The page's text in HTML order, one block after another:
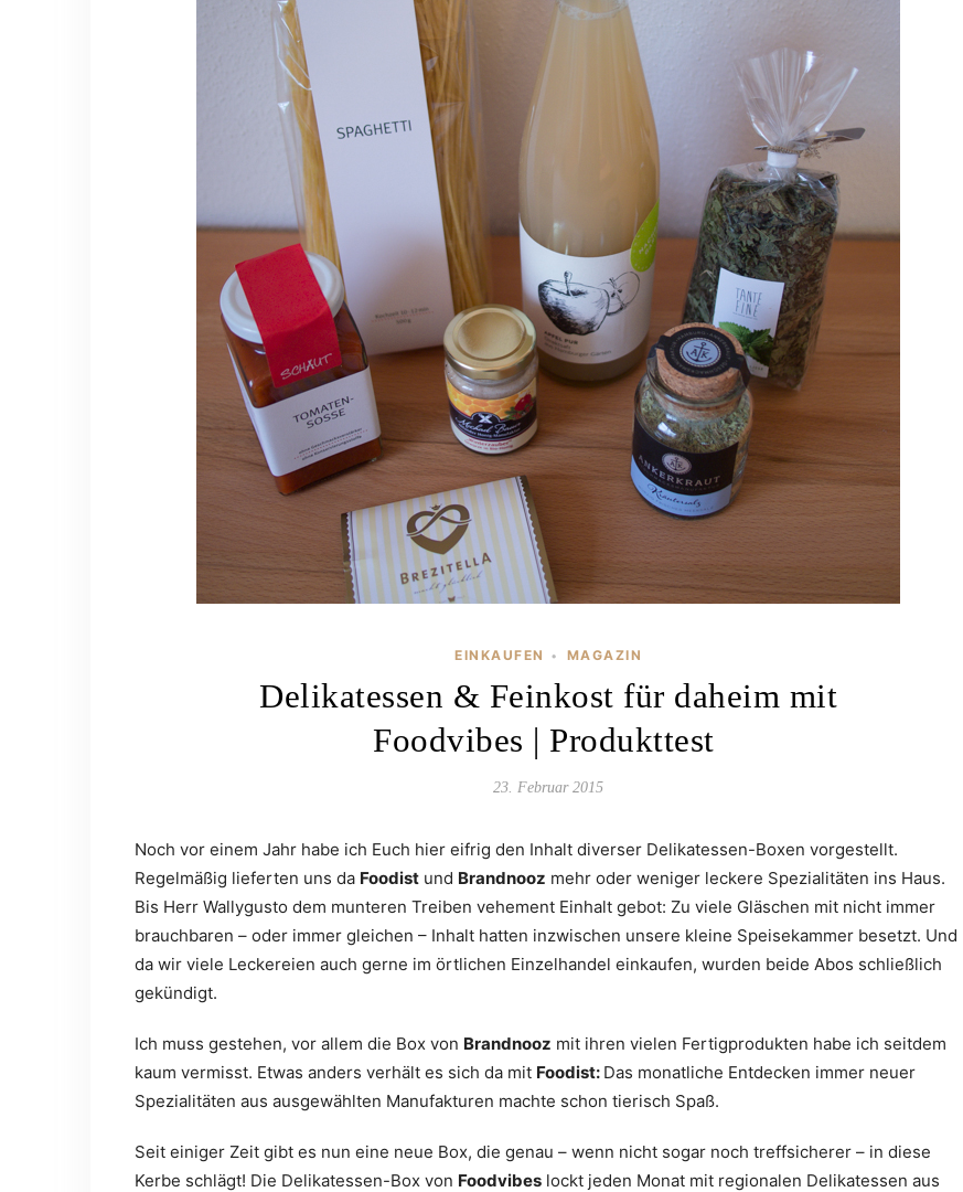
EINKAUFEN • MAGAZIN
Delikatessen & Feinkost für daheim mit
Foodvibes | Produkttest
23. Februar 2015
Noch vor einem Jahr habe ich Euch hier eifrig den Inhalt diverser Delikatessen-Boxen vorgestellt.
Regelmäßig lieferten uns da Foodist und Brandnooz mehr oder weniger leckere Spezialitäten ins Haus.
Bis Herr Wallygusto dem munteren Treiben vehement Einhalt gebot: Zu viele Gläschen mit nicht immer
brauchbaren – oder immer gleichen – Inhalt hatten inzwischen unsere kleine Speisekammer besetzt. Und
da wir viele Leckereien auch gerne im örtlichen Einzelhandel einkaufen, wurden beide Abos schließlich
gekündigt.
Ich muss gestehen, vor allem die Box von Brandnooz mit ihren vielen Fertigprodukten habe ich seitdem
kaum vermisst. Etwas anders verhält es sich da mit Foodist: Das monatliche Entdecken immer neuer
Spezialitäten aus ausgewählten Manufakturen machte schon tierisch Spaß.
Seit einiger Zeit gibt es nun eine neue Box, die genau – wenn nicht sogar noch treffsicherer – in diese
Kerbe schlägt! Die Delikatessen-Box von Foodvibes lockt jeden Monat mit regionalen Delikatessen aus